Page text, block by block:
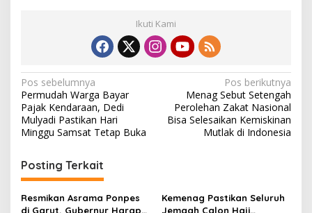
Ikuti Kami
N
a
v
g
a
s
Pos sebelumnya
Permudah Warga Bayar
Pajak Kendaraan, Dedi
Mulyadi Pastikan Hari
Minggu Samsat Tetap Buka
Pos berikutnya
Menag Sebut Setengah
Perolehan Zakat Nasional
Bisa Selesaikan Kemiskinan
Mutlak di Indonesia
Posting Terkait
Resmikan Asrama Ponpes
di Garut, Gubernur Harap
Kemenag Pastikan Seluruh
Jemaah Calon Haji